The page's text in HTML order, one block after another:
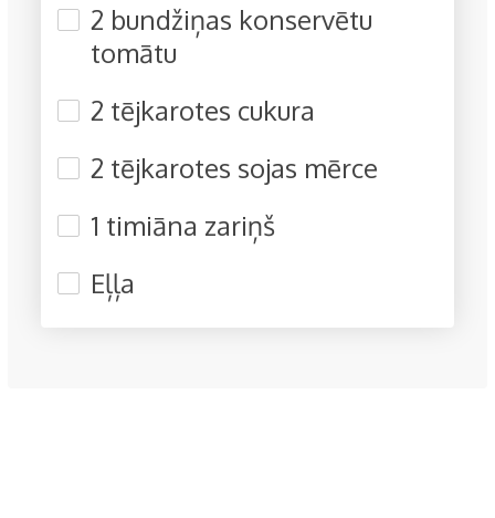
2 bundžiņas konservētu
tomātu
2 tējkarotes cukura
2 tējkarotes sojas mērce
1 timiāna zariņš
Eļļa